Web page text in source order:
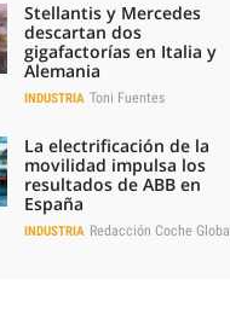
Stellantis y Mercedes
descartan dos
gigafactorías en Italia y
Alemania
INDUSTRIA Toni Fuentes
La electrificación de la
movilidad impulsa los
resultados de ABB en
España
INDUSTRIA Redacción Coche Global